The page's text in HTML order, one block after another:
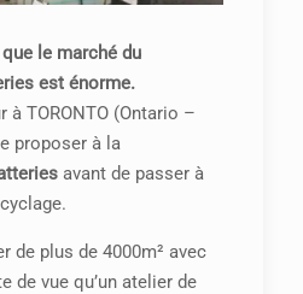
le marché du
est énorme.
à TORONTO (Ontario –
proposer à la
avant de passer à
de plus de 4000m² avec
de vue qu’un atelier de